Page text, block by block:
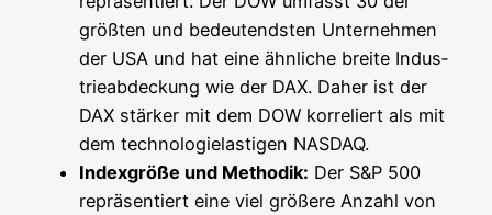
größ­ten und bedeu­tends­ten Unter­neh­men
der USA und hat eine ähn­li­che brei­te Indus­
trie­ab­de­ckung wie der DAX. Daher ist der
DAX stär­ker mit dem DOW kor­re­liert als mit
dem tech­no­lo­gie­las­ti­gen NASDAQ.
Index­grö­ße und Metho­dik: Der S&P 500
reprä­sen­tiert eine viel grö­ße­re Anzahl von